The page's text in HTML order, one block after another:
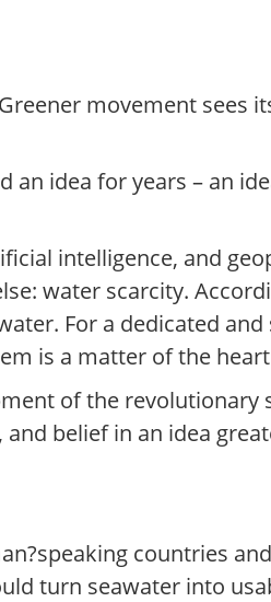
movement sees
idea for years – an
intelligence, and
water scarcity.
For a dedicated
is a matter of the
of the
belief in an idea
countries
turn seawater into